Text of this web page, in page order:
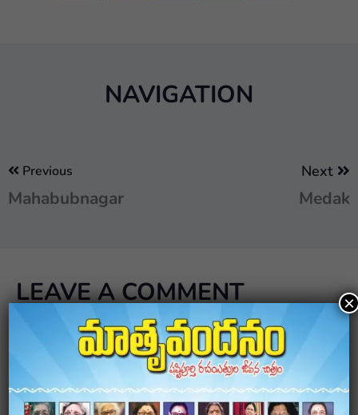
NAVIGATION
Previous
Mahabubnagar
Next
Medak
LEAVE A COMMENT
Your email address will not be published.Required
fields are marked*
Comment*
×